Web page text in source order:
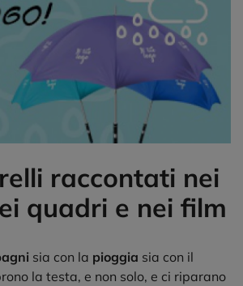
raccontati nei
quadri e nei film
sia con la pioggia sia con il
la testa, e non solo, e ci riparano